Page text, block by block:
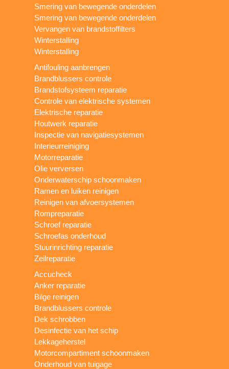
Smering van bewegende onderdelen
Smering van bewegende onderdelen
Vervangen van brandstoffilters
Winterstalling
Winterstalling
Antifouling aanbrengen
Brandblussers controle
Brandstofsysteem reparatie
Controle van elektrische systemen
Elektrische reparatie
Houtwerk reparatie
Inspectie van navigatiesystemen
Interieurreiniging
Motorreparatie
Olie verversen
Onderwaterschip schoonmaken
Ramen en luiken reinigen
Reinigen van afvoersystemen
Rompreparatie
Schroef reparatie
Schroefas onderhoud
Stuurinrichting reparatie
Zeilreparatie
Accucheck
Anker reparatie
Bilge reinigen
Brandblussers controle
Dek schrobben
Desinfectie van het schip
Lekkageherstel
Motorcompartiment schoonmaken
Onderhoud van tuigage